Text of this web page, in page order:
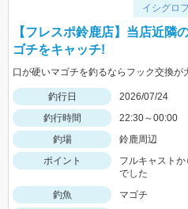
イシグロ
【フレスポ鈴鹿店】当店近隣
ゴチをキャッチ!
口が硬いマゴチを釣るならフック交換が
釣行日
2026/07/24
釣行時間
22:30～00:00
釣場
鈴鹿周辺
ポイント
フルキャスト
でした
釣魚
マゴチ